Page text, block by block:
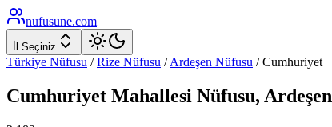
nufusune.com
İl Seçiniz
Türkiye Nüfusu / Rize Nüfusu / Ardeşen Nüfusu /Cumhuriyet
Cumhuriyet Mahallesi Nüfusu, Ardeşen